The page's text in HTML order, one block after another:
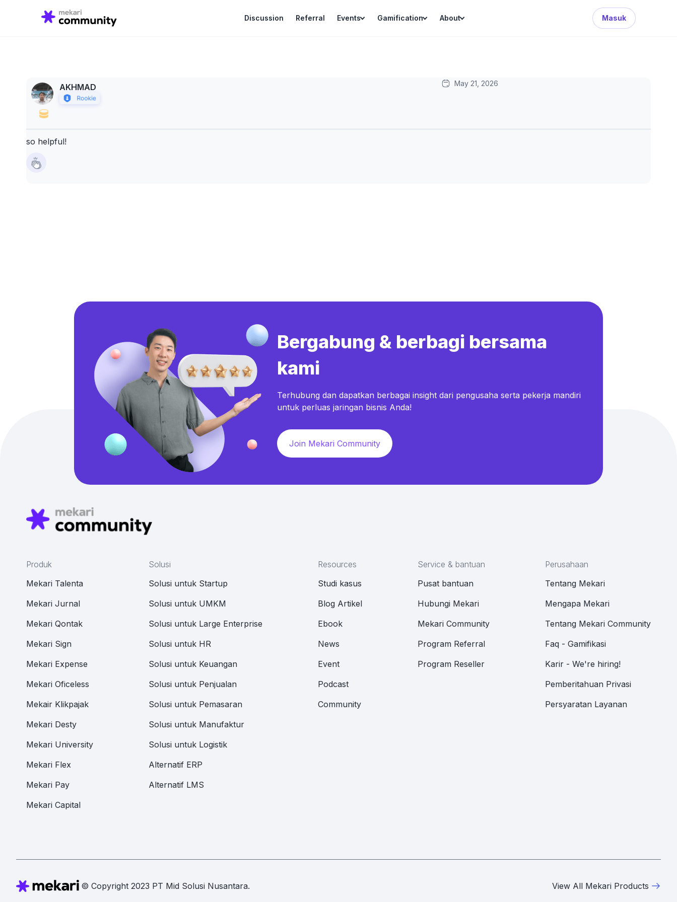
Discussion Referral Events Gamification About Masuk
for:
Search Button
AKHMAD May 21, 2026
so helpful!
Bergabung & berbagi bersama
kami
Terhubung dan dapatkan berbagai insight dari pengusaha serta pekerja mandiri
untuk perluas jaringan bisnis Anda!
Join Mekari Community
Produk
Mekari Talenta
Mekari Jurnal
Mekari Qontak
Mekari Sign
Mekari Expense
Mekari Oficeless
Mekair Klikpajak
Mekari Desty
Mekari University
Mekari Flex
Mekari Pay
Mekari Capital
Solusi
Solusi untuk Startup
Solusi untuk UMKM
Solusi untuk Large Enterprise
Solusi untuk HR
Solusi untuk Keuangan
Solusi untuk Penjualan
Solusi untuk Pemasaran
Solusi untuk Manufaktur
Solusi untuk Logistik
Alternatif ERP
Alternatif LMS
Resources
Studi kasus
Blog Artikel
Ebook
News
Event
Podcast
Community
Service & bantuan
Pusat bantuan
Hubungi Mekari
Mekari Community
Program Referral
Program Reseller
Perusahaan
Tentang Mekari
Mengapa Mekari
Tentang Mekari Community
Faq - Gamifikasi
Karir - We're hiring!
Pemberitahuan Privasi
Persyaratan Layanan
© Copyright 2023 PT Mid Solusi Nusantara. View All Mekari Products